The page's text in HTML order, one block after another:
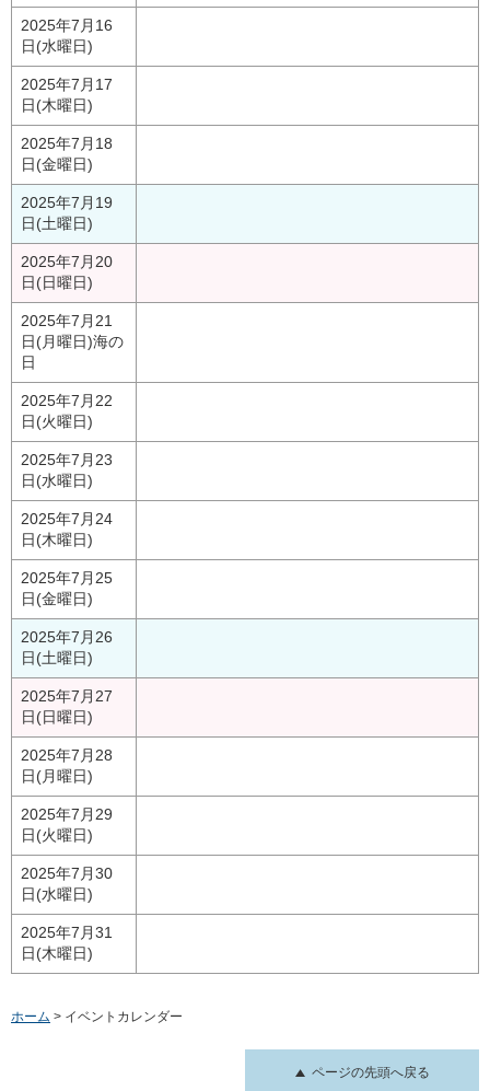
2025年7月16
日(水曜日)
2025年7月17
日(木曜日)
2025年7月18
日(金曜日)
2025年7月19
日(土曜日)
2025年7月20
日(日曜日)
2025年7月21
日(月曜日)海の
日
2025年7月22
日(火曜日)
2025年7月23
日(水曜日)
2025年7月24
日(木曜日)
2025年7月25
日(金曜日)
2025年7月26
日(土曜日)
2025年7月27
日(日曜日)
2025年7月28
日(月曜日)
2025年7月29
日(火曜日)
2025年7月30
日(水曜日)
2025年7月31
日(木曜日)
ホーム > イベントカレンダー
ページの先頭へ戻る